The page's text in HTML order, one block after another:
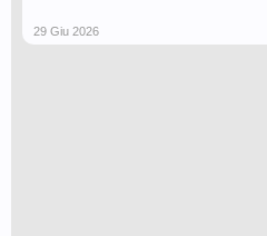
29 Giu 2026